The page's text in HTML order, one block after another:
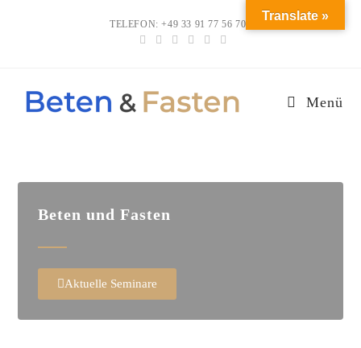
TELEFON: +49 33 91 77 56 700
Menü
Beten und Fasten
Aktuelle Seminare
Translate »